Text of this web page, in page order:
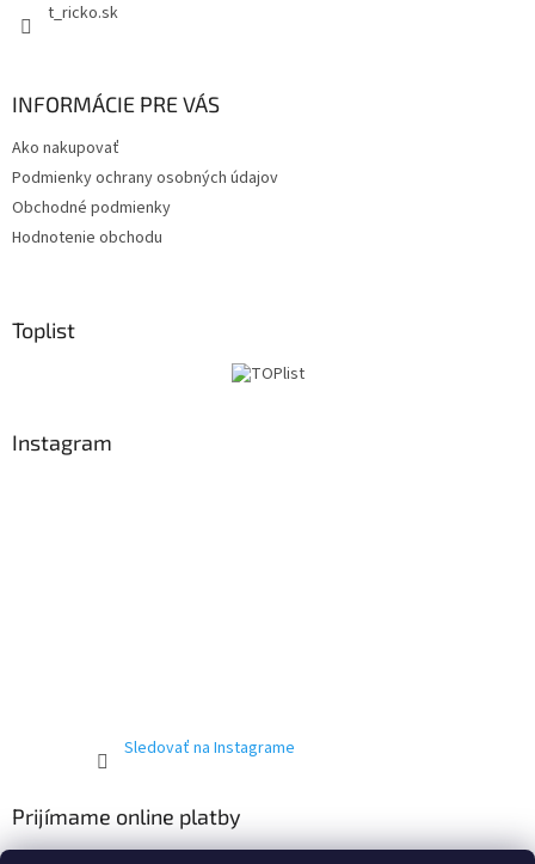
t_ricko.sk
INFORMÁCIE PRE VÁS
Ako nakupovať
Podmienky ochrany osobných údajov
Obchodné podmienky
Hodnotenie obchodu
Toplist
Instagram
Sledovať na Instagrame
Prijímame online platby